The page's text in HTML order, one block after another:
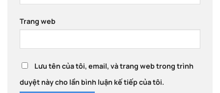
Trang web
Lưu tên của tôi, email, và trang web trong trình
duyệt này cho lần bình luận kế tiếp của tôi.